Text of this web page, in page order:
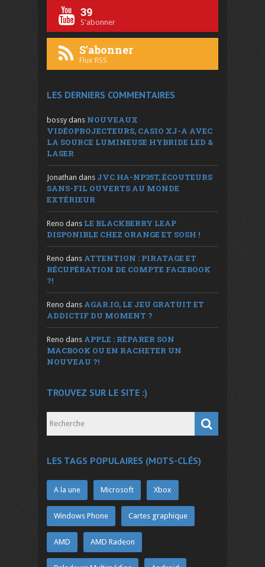
39
S'abonner
S'abonner
Flux RSS
LES DERNIERS COMMENTAIRES
bossy dans NOUVEAUX
VIDÉOPROJECTEURS, CASIO XJ-A AVEC
LA SOURCE LUMINEUSE HYBRIDE LED &
LASER
Jonathan dans JVC HA-NP35T, ÉCOUTEURS
SANS-FIL OUVERTS AU MONDE
EXTÉRIEUR
Reno dans LE BLACKBERRY LEAP
DISPONIBLE CHEZ ORANGE ET SOSH !
Reno dans ATTENTION : PIRATAGE ET
RÉCUPÉRATION DE COMPTE FACEBOOK
?!
Reno dans AGAR.IO, LE JEU GRATUIT ET
ADDICTIF DU MOMENT ?
Reno dans APPLE : RÉPARER SON
MACBOOK OU EN RACHETER UN
NOUVEAU ?!
TROUVEZ SUR LE SITE :)
LES TAGS POPULAIRES (MOTS-CLÉS)
A la une Microsoft Xbox
Windows Phone Cartes graphique
AMD AMD Radeon